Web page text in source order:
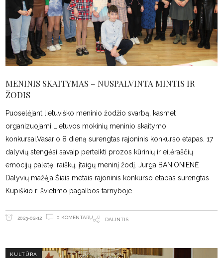
MENINIS SKAITYMAS – NUSPALVINTA MINTIS IR
ŽODIS
Puoselėjant lietuviško meninio žodžio svarbą, kasmet
organizuojami Lietuvos mokinių meninio skaitymo
konkursai.Vasario 8 dieną surengtas rajoninis konkurso etapas. 17
dalyvių stengėsi savaip perteikti prozos kūrinių ir eilėraščių
emocijų paletę, raiškų, įtaigų meninį žodį. Jurga BANIONIENĖ
Dalyvių mažėja Šiais metais rajoninis konkurso etapas surengtas
Kupiškio r. švietimo pagalbos tarnyboje.
2023-02-12 0 KOMENTARŲ DALINTIS
KULTŪRA